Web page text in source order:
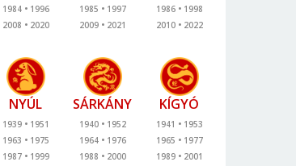
1984
1996
2008
2020
1985
1997
2009
2021
1986
1998
2010
2022
NYÚL
1939
1951
1963
1975
1987
1999
SÁRKÁNY
1940
1952
1964
1976
1988
2000
KÍGYÓ
1941
1953
1965
1977
1989
2001